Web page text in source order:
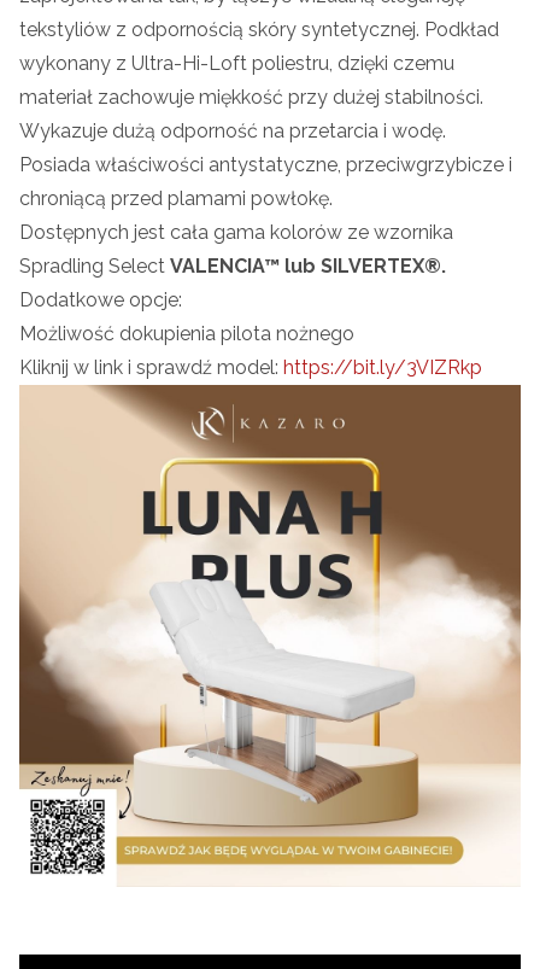
tekstyliów z odpornością skóry syntetycznej. Podkład
wykonany z Ultra-Hi-Loft poliestru, dzięki czemu
materiał zachowuje miękkość przy dużej stabilności.
Wykazuje dużą odporność na przetarcia i wodę.
Posiada właściwości antystatyczne, przeciwgrzybicze i
chroniącą przed plamami powłokę.
Dostępnych jest cała gama kolorów ze wzornika
Spradling Select VALENCIA™ lub SILVERTEX®.
Dodatkowe opcje:
Możliwość dokupienia pilota nożnego
Kliknij w link i sprawdź model: https://bit.ly/3VIZRkp